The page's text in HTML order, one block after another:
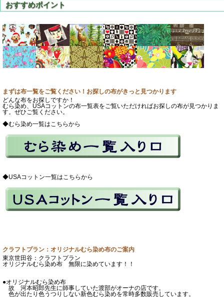
まずは布一覧をご覧ください！お探しの布がきっと見つかります
どんな布をお探しですか！
むら染め、USAコットンの布一覧表をご覧いただければお探しの布が見つかりま
す。ぜひご覧ください。
◆むら染め一覧はこちらから
◆USAコットン一覧はこちらから
クラフトプラン：オリジナルむら染め布のご案内
東京世田谷：クラフトプラン
オリジナルむら染め布 無限に染めています！！
●オリジナルむら染め布
故 河本昭郎先生に師事していた渡部がオーナの店です。
色が出たり色うつりしない新色むら染めを常時多数販売しています。